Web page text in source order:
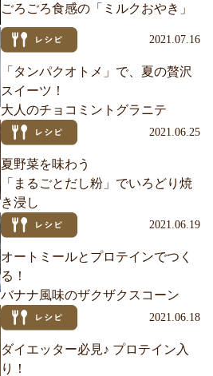
ごろごろ食感の「ミルクおやき」
2021.07.16
「タンパクオトメ」で、夏の贅沢
スイーツ！
大人のチョコミントグラニテ
2021.06.25
夏野菜を味わう
「まるごとだし粉」でいろどり焼
き浸し
2021.06.19
オートミールとプロテインでつく
る！
バナナ風味のザクザクスコーン
2021.06.18
ダイエッター必見♪ プロテイン入
り！